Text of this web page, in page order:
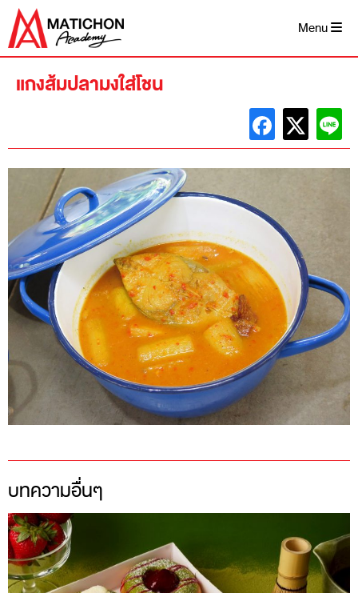
Skip
content
Menu
แกงส้มปลามงใส่โชน
บทความอื่นๆ